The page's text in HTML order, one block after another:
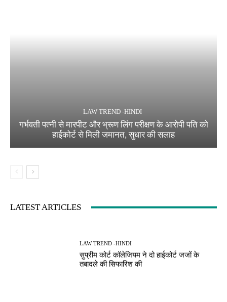
LAW TREND -HINDI
गर्भवती पत्नी से मारपीट और भ्रूण लिंग परीक्षण के आरोपी पति को
हाईकोर्ट से मिली जमानत, सुधार की सलाह
LATEST ARTICLES
LAW TREND -HINDI
सुप्रीम कोर्ट कॉलेजियम ने दो हाईकोर्ट जजों के
तबादले की सिफारिश की